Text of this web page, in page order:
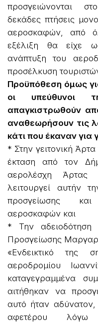
προσγειώνονται
δεκάδες πτήσεις
αεροσκαφών, από
εξέλιξη θα είχε
ανάπτυξη του
προσέλκυση
Προϋπόθεση όμως
οι
απαγκιστρωθούν
αναθεωρήσουν τις
κάτι που έκαναν για
* Στην γειτονική
έκταση από τον
αερολέσχη Άρτας
λειτουργεί αυτήν
προσγείωσης
αεροσκαφών και
* Την
Προσγείωσης
«Ενδεικτικό της
αεροδρομίου
καταγεγραμμένα
αιτήθηκαν να
αυτό ήταν
αφετέρου λόγω